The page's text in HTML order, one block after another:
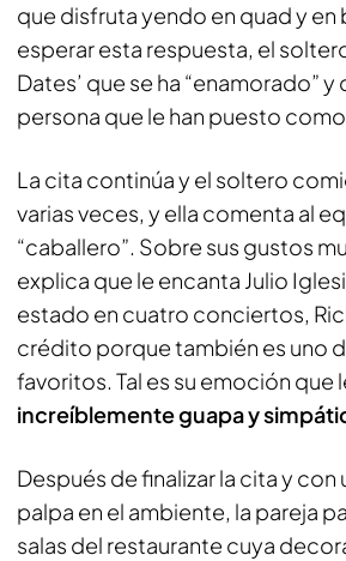
que disfruta yendo en quad y en
esperar esta respuesta, el
Dates’ que se ha “enamorado”
persona que le han puesto
La cita continúa y el soltero
varias veces, y ella comenta al
“caballero”. Sobre sus gustos
explica que le encanta Julio
estado en cuatro conciertos,
crédito porque también es uno
favoritos. Tal es su emoción que
increíblemente guapa y
Después de finalizar la cita y con
palpa en el ambiente, la pareja
salas del restaurante cuya